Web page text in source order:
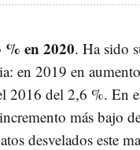
en 2020. Ha sido
en 2019 en
2016 del 2,6 %. En
más bajo
desvelados este